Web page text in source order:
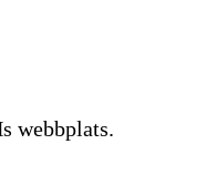
webbplats.